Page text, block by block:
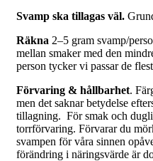
Svamp ska tillagas väl.
Räkna 2–5 gram svamp/
mellan smaker med den
person tycker vi passar de
Förvaring & hållbarhet.
men det saknar betydelse
tillagning. För smak och
torrförvaring. Förvarar du
svampen för våra sinnen
förändring i näringsvärde är